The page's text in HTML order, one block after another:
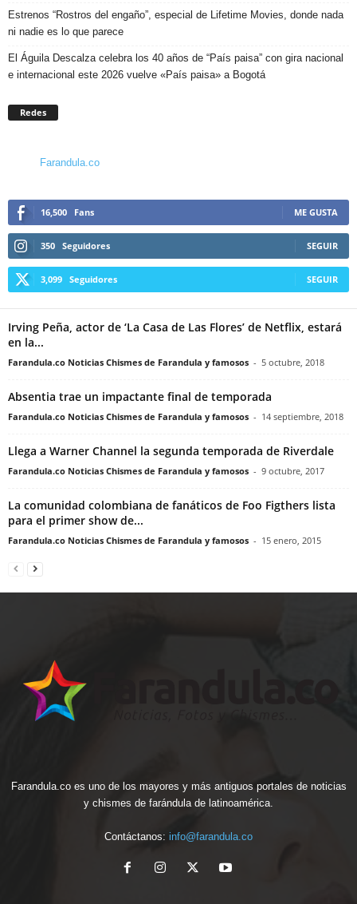
Estrenos “Rostros del engaño”, especial de Lifetime Movies, donde nada
ni nadie es lo que parece
El Águila Descalza celebra los 40 años de “País paisa” con gira nacional
e internacional este 2026 vuelve «País paisa» a Bogotá
Redes
Farandula.co
16,500 Fans ME GUSTA
350 Seguidores SEGUIR
3,099 Seguidores SEGUIR
Irving Peña, actor de ‘La Casa de Las Flores’ de Netflix, estará
en la...
Farandula.co Noticias Chismes de Farandula y famosos - 5 octubre, 2018
Absentia trae un impactante final de temporada
Farandula.co Noticias Chismes de Farandula y famosos - 14 septiembre, 2018
Llega a Warner Channel la segunda temporada de Riverdale
Farandula.co Noticias Chismes de Farandula y famosos - 9 octubre, 2017
La comunidad colombiana de fanáticos de Foo Figthers lista
para el primer show de...
Farandula.co Noticias Chismes de Farandula y famosos - 15 enero, 2015
Farandula.co es uno de los mayores y más antiguos portales de noticias
y chismes de farándula de latinoamérica.
Contáctanos: info@farandula.co